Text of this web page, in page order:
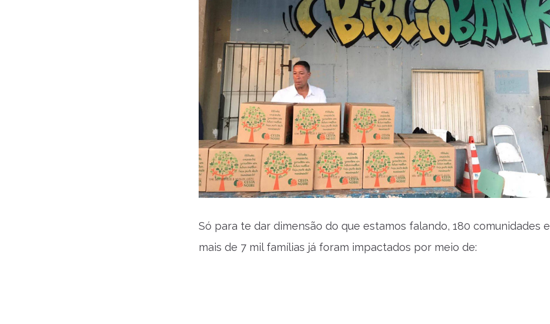
Só para te dar dimensão do que estamos falando, 180 comunidades e
mais de 7 mil famílias já foram impactados por meio de: